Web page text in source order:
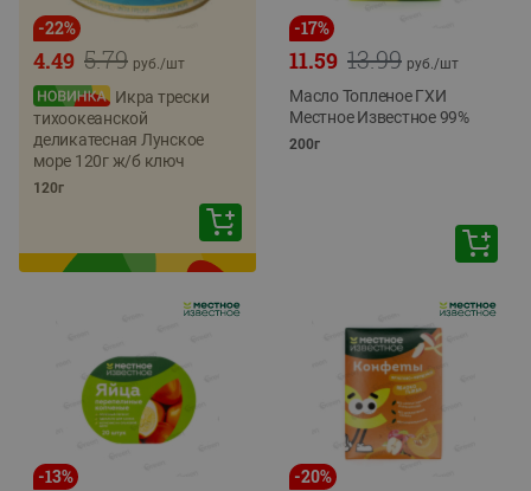
-22%
5.79
4.49 руб./шт
Икра трески
тихоокеанской
деликатесная Лунское
море 120г ж/б ключ
120г
-17%
13.99
11.59 руб./шт
Масло Топленое ГХИ
Местное Известное 99%
200г
-13% -20%